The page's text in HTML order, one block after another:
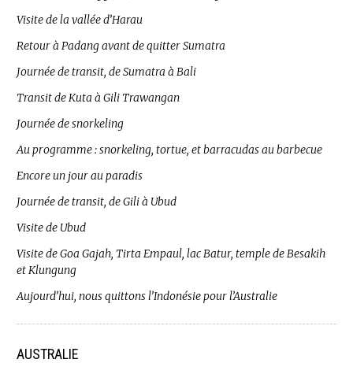
Visite de la vallée d’Harau
Retour à Padang avant de quitter Sumatra
Journée de transit, de Sumatra à Bali
Transit de Kuta à Gili Trawangan
Journée de snorkeling
Au programme : snorkeling, tortue, et barracudas au barbecue
Encore un jour au paradis
Journée de transit, de Gili à Ubud
Visite de Ubud
Visite de Goa Gajah, Tirta Empaul, lac Batur, temple de Besakih
et Klungung
Aujourd’hui, nous quittons l’Indonésie pour l’Australie
AUSTRALIE